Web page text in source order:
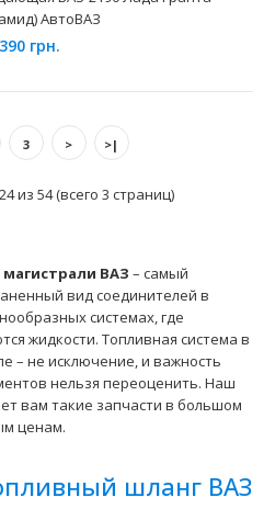
грн.
семейства
дв..
АвтоВАЗ
390 грн.
3 > >|
из 54 (всего 3 страниц)
ВАЗ – самый
вид соединителей в
системах, где
жидкости. Топливная система в
– не исключение, и важность
нельзя переоценить. Наш
вам такие запчасти в большом
ценам.
шланг ВАЗ